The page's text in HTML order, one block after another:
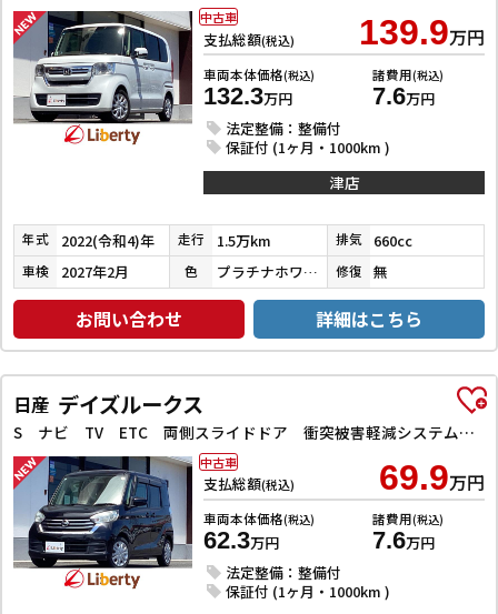
支払総額(税込) 139.9万円
車両本体価格(税込)
132.3万円
諸費用(税込)
7.6万円
法定整備：整備付
保証付 (1ヶ月・1000km )
中古車
津店
年式 2022(令和4)年 走行 1.5万km 排気 660cc
車検 2027年2月 色 プラチナホワイトパール 修復 無
お問い合わせ 詳細はこちら
日産 デイズルークス
S ナビ TV ETC 両側スライドドア 衝突被害軽減システム キーレスエントリー アイドリングストップ 電動格納ミラー CVT ESC CD USB ミュージックプレイヤー接続可
支払総額(税込) 69.9万円
車両本体価格(税込)
62.3万円
諸費用(税込)
7.6万円
法定整備：整備付
保証付 (1ヶ月・1000km )
中古車